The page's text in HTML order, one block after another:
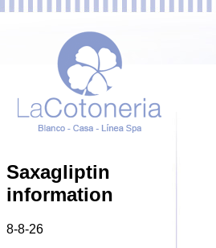
Saxagliptin
information
8-8-26